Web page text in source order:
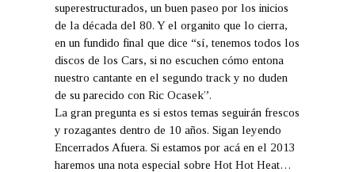
superestructurados, un buen paseo por los inicios
de la década del 80. Y el organito que lo cierra,
en un fundido final que dice “sí, tenemos todos los
discos de los Cars, si no escuchen cómo entona
nuestro cantante en el segundo track y no duden
de su parecido con Ric Ocasek”.
La gran pregunta es si estos temas seguirán frescos
y rozagantes dentro de 10 años. Sigan leyendo
Encerrados Afuera. Si estamos por acá en el 2013
haremos una nota especial sobre Hot Hot Heat…